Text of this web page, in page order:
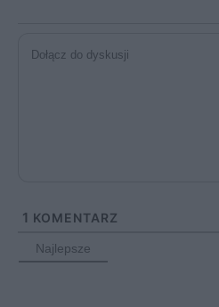
1 KOMENTARZ
Najlepsze